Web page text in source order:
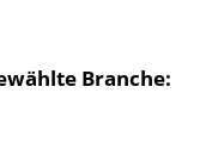
Branche: